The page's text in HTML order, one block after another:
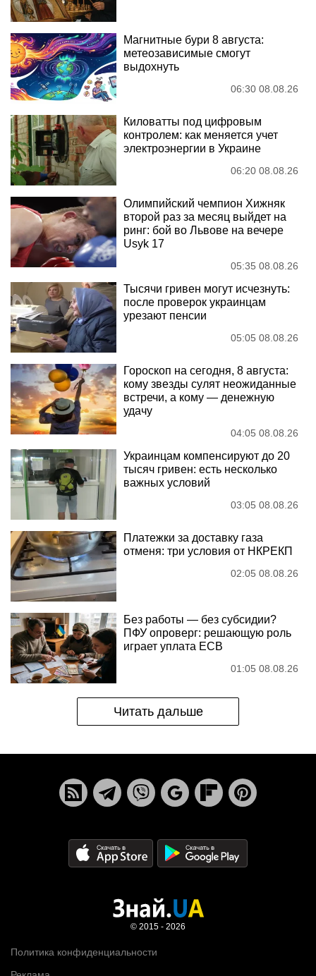
Магнитные бури 8 августа:
метеозависимые смогут
выдохнуть
06:30 08.08.26
Киловатты под цифровым
контролем: как меняется учет
электроэнергии в Украине
06:20 08.08.26
Олимпийский чемпион Хижняк
второй раз за месяц выйдет на
ринг: бой во Львове на вечере
Usyk 17
05:35 08.08.26
Тысячи гривен могут исчезнуть:
после проверок украинцам
урезают пенсии
05:05 08.08.26
Гороскоп на сегодня, 8 августа:
кому звезды сулят неожиданные
встречи, а кому — денежную
удачу
04:05 08.08.26
Украинцам компенсируют до 20
тысяч гривен: есть несколько
важных условий
03:05 08.08.26
Платежки за доставку газа
отменя: три условия от НКРЕКП
02:05 08.08.26
Без работы — без субсидии?
ПФУ опроверг: решающую роль
играет уплата ЕСВ
01:05 08.08.26
Читать дальше
Политика конфиденциальности
© 2015 - 2026